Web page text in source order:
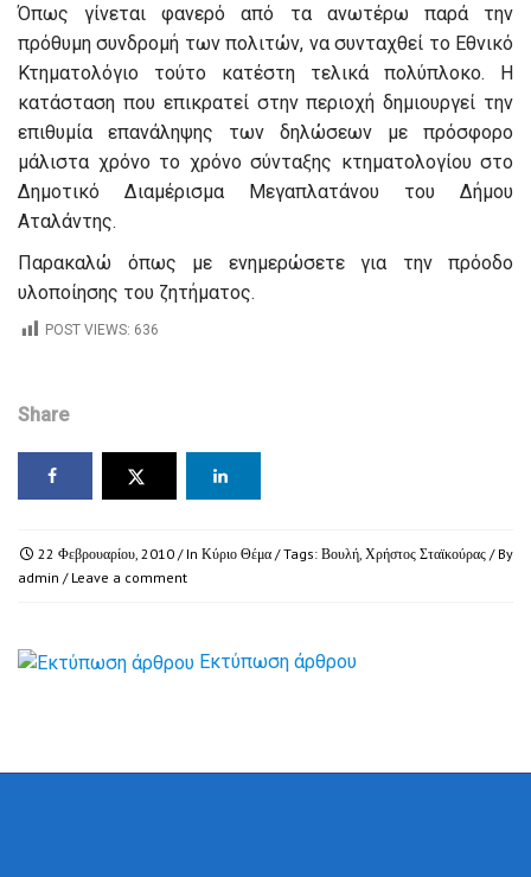
Όπως γίνεται φανερό από τα ανωτέρω παρά την
πρόθυμη συνδρομή των πολιτών, να συνταχθεί το Εθνικό
Κτηματολόγιο τούτο κατέστη τελικά πολύπλοκο. Η
κατάσταση που επικρατεί στην περιοχή δημιουργεί την
επιθυμία επανάληψης των δηλώσεων με πρόσφορο
μάλιστα χρόνο το χρόνο σύνταξης κτηματολογίου στο
Δημοτικό Διαμέρισμα Μεγαπλατάνου του Δήμου
Αταλάντης.
Παρακαλώ όπως με ενημερώσετε για την πρόοδο
υλοποίησης του ζητήματος.
POST VIEWS: 636
Share
22 Φεβρουαρίου, 2010 / In Κύριο Θέμα / Tags: Βουλή, Χρήστος Σταϊκούρας / By
admin / Leave a comment
Εκτύπωση άρθρου